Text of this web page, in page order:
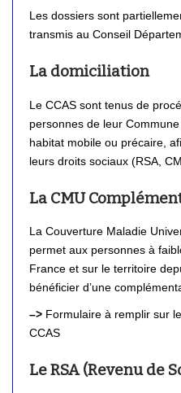
Les dossiers sont
transmis au Conseil
La domiciliation
Le CCAS sont tenus de
personnes de leur
habitat mobile ou précaire,
leurs droits sociaux (RSA,
La CMU
La Couverture Maladie
permet aux personnes à
France et sur le territoire
bénéficier d’une
–> Formulaire à remplir sur
CCAS
Le RSA (Revenu de